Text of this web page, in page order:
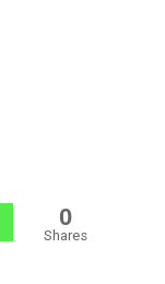
0
Shares